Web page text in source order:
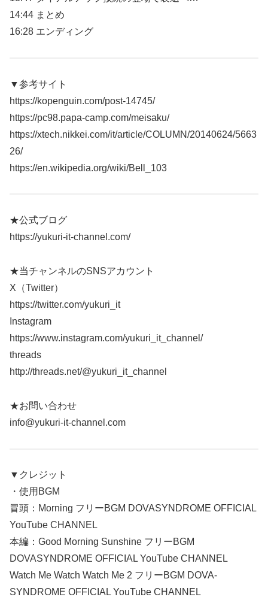
14:44 まとめ
16:28 エンディング
▼参考サイト
https://kopenguin.com/post-14745/
https://pc98.papa-camp.com/meisaku/
https://xtech.nikkei.com/it/article/COLUMN/20140624/5663
26/
https://en.wikipedia.org/wiki/Bell_103
★公式ブログ
https://yukuri-it-channel.com/
★当チャンネルのSNSアカウント
X（Twitter）
https://twitter.com/yukuri_it
Instagram
https://www.instagram.com/yukuri_it_channel/
threads
http://threads.net/@yukuri_it_channel
★お問い合わせ
info@yukuri-it-channel.com
▼クレジット
・使用BGM
冒頭：Morning フリーBGM DOVASYNDROME OFFICIAL
YouTube CHANNEL
本編：Good Morning Sunshine フリーBGM
DOVASYNDROME OFFICIAL YouTube CHANNEL
Watch Me Watch Watch Me 2 フリーBGM DOVA-
SYNDROME OFFICIAL YouTube CHANNEL